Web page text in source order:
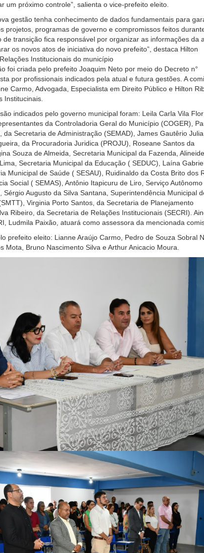
um próximo controle”, salienta o vice-prefeito eleito.
gestão tenha conhecimento de dados fundamentais para
projetos, programas de governo e compromissos feitos
de transição fica responsável por organizar as informações da
os novos atos de iniciativa do novo prefeito”, destaca Hilton
Institucionais do município
foi criada pelo prefeito Joaquim Neto por meio do Decreto n°
por profissionais indicados pela atual e futura gestões. A
Carmo, Advogada, Especialista em Direito Público e Hilton
Institucinais.
indicados pelo governo municipal foram: Leila Carla Vila
da Controladoria Geral do Município (COGER),
da Secretaria de Administração (SEMAD), James Gautêrio
da Procuradoria Juridica (PROJU), Roseane Santos da
Souza de Almeida, Secretaria Municipal da Fazenda, Alineide
Secretaria Municipal da Educação ( SEDUC), Laína
Municipal de Saúde ( SESAU), Ruidinaldo da Costa Brito dos
Social ( SEMAS), Antônio Itapicuru de Liro, Serviço Autônomo
Sérgio Augusto da Silva Santana, Superintendência Municipal
Virginia Porto Santos, da Secretaria de Planejamento
Ribeiro, da Secretaria de Relações Institucionais (SECRI).
Ludmila Paixão, atuará como assessora da mencionada
prefeito eleito: Lianne Araújo Carmo, Pedro de Souza Sobral
Mota, Bruno Nascimento Silva e Arthur Anicacio Moura.